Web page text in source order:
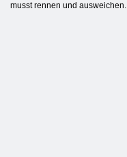
musst rennen und ausweichen.